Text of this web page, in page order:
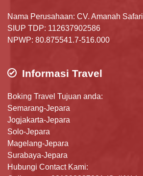
Nama Perusahaan: CV. Amanah Safari
SIUP TDP: 112637902586
NPWP: 80.875541.7-516.000
Informasi Travel
Boking Travel Tujuan anda:
Semarang-Jepara
Jogjakarta-Jepara
Solo-Jepara
Magelang-Jepara
Surabaya-Jepara
Hubungi Contact Kami: